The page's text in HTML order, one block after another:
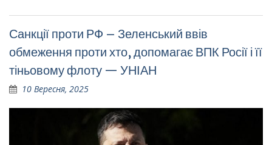
Санкції проти РФ – Зеленський ввів
обмеження проти хто, допомагає ВПК Росії і її
тіньовому флоту — УНІАН
10 Вересня, 2025